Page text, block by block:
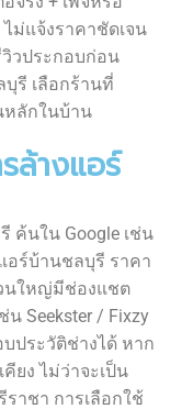
ม่แจ้งราคาชัดเจน
วประกอบก่อน
รี เลือกร้านที่
หลักในบ้าน
ล้างแอร์
ค้นใน Google เช่น
อร์บ้านชลบุรี ราคา
นใหญ่มีช่องแชต
Seekster / Fixzy
ประวัติช่างได้ หาก
ยง ไม่ว่าจะเป็น
าชา การเลือกใช้